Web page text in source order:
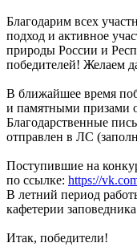
Благодарим всех
подход и активное
природы России и
победителей! Желаем
В ближайшее время
и памятными призами
Благодарственные
отправлен в ЛС
Поступившие на
по ссылке: https://
В летний период
кафетерии
Итак, победители!